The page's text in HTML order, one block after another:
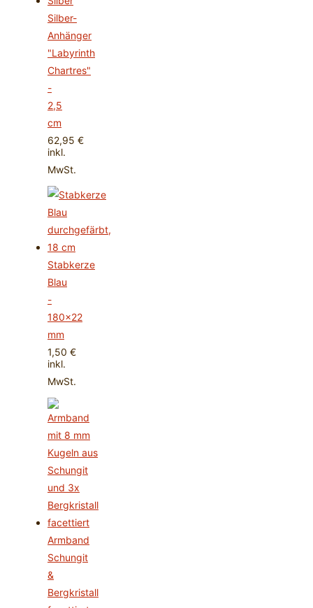
Silber-
Anhänger
"Labyrinth
Chartres"
-
2,5
cm
62,95 €
inkl.
MwSt.
Stabkerze
Blau
-
180x22
mm
1,50 €
inkl.
MwSt.
Armband
Schungit
&
Bergkristall